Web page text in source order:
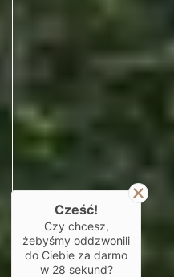
Cześć!
Czy chcesz,
żebyśmy oddzwonili
do Ciebie za darmo
w 28 sekund?